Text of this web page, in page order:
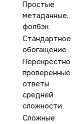
Простые
метаданные,
фолбэк
Стандартное
обогащение
Перекрёстно
проверенные
ответы
средней
сложности
Сложные